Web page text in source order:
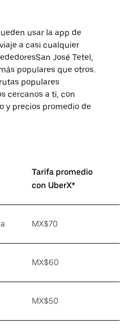
usar la app de
a casi cualquier
José Tetel,
populares que otros.
populares
cercanos a ti, con
y precios promedio de
Tarifa promedio
con UberX*
MX$70
MX$60
MX$50